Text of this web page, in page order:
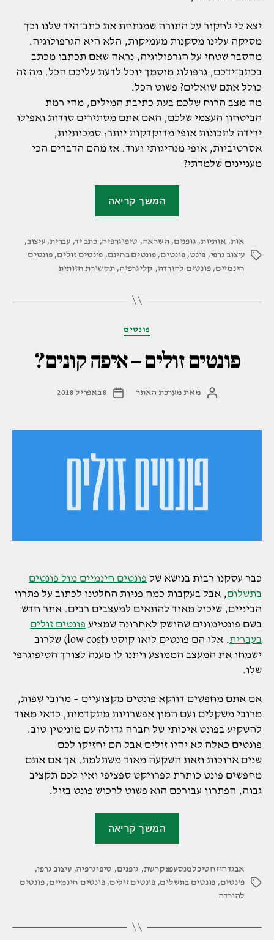
יצא לי לחקור על התורה שמנתחת את כתב־היד שלנו וכך
מסיקה עלינו מסקנות מעמיקות, הלא היא הגרפולוגיה.
מהסבר שטחי על הגרפולוגיה, נראה שאם תכתבו מכתב
בכתב־ידכם, גרפולוג מוסמך יוכל לדעת עליכם הכל. מה זה
כולל אתם שואלים? פשוט הכל.
מה מצב הרוח שלכם בעת כתיבת המילים, מהי רמת
הביטחון העצמי שלכם, האם אתם מסתירים סודות ואפילו
ירידה לתכונות אופי מדוקדקות יותר: סמכותיות,
אסרטיביות, אופי מנהיגותי ועוד. אז מהם הדברים הכי
מעניינים שלמדתי?
המשך קריאה
ואומר
לך
היד
שלך
אומר
תגיות
אות, אותיות, גופנים, השראה, טיפוגרפיה,כתב יד,עברית,עיצוב,
עיצוב גרפי, פונט,פונטים,פונטים בחינם, פונטים זולים,פונטים
חינמיים,פונטים להורדה, קליגרפיה,תקשורת חזותית
קטגוריותפונטים
פונטים זולים – איפה קונים?
המחבר
מאת מערכת האתר
תאריך
8 באפריל 2018
כבר עסקנו רבות בנושא של פונטים חינמיים מול פונטים
בתשלום, אבל בעקבות כמה פניות החלטנו לכתוב על פתרון
הביניים, שיכול מאוד להתאים למעצבים רבים. אתר חדש
בשם פונטימונים שהושק לאחרונה שמציע פונטים זולים
בעברית
. אלו הם פונטים לואו קוסט (low cost) שלרוב
ישמחו את המעצב הממוצע ויתנו לו מענה לצורך הטיפוגרפי
שלו.
אם אתם מחפשים דווקא פונטים מקצועיים – מרובי שפות,
מרובי משקלים ועם המון אפשרויות מתקדמות, כדאי מאוד
להשקיע בפונט איכותי של חברה גדולה עם מוניטין טוב.
פונטים כאלה לא יהיו זולים אבל הם יחזיקו לכם
שנים ארוכות וזאת השקעה מאוד משתלמת. אך אם אתם
מחפשים פונט כותרת לפרויקט ספציפי ואין לכם תקציב
גבוה, הפתרון עבורכם הוא פשוט לרכוש פונט בזול.
המשך קריאה
איפה
קונים?"
תגיות
אבגדהוזחטיכלמנסעפצקרשת, גופנים, טיפוגרפיה,עיצוב גרפי,
פונטים, פונטים בתשלום,פונטים זולים,פונטים חינמיים,פונטים
להורדה